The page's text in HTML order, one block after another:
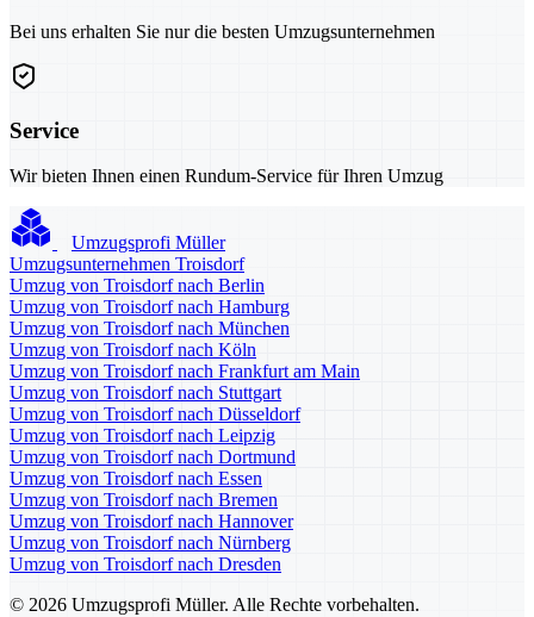
Bei uns erhalten Sie nur die besten Umzugsunternehmen
Service
Wir bieten Ihnen einen Rundum-Service für Ihren Umzug
Umzugsprofi Müller
Umzugsunternehmen Troisdorf
Umzug von Troisdorf nach Berlin
Umzug von Troisdorf nach Hamburg
Umzug von Troisdorf nach München
Umzug von Troisdorf nach Köln
Umzug von Troisdorf nach Frankfurt am Main
Umzug von Troisdorf nach Stuttgart
Umzug von Troisdorf nach Düsseldorf
Umzug von Troisdorf nach Leipzig
Umzug von Troisdorf nach Dortmund
Umzug von Troisdorf nach Essen
Umzug von Troisdorf nach Bremen
Umzug von Troisdorf nach Hannover
Umzug von Troisdorf nach Nürnberg
Umzug von Troisdorf nach Dresden
© 2026 Umzugsprofi Müller. Alle Rechte vorbehalten.